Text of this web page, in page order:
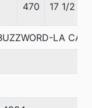
470 17 1/2
LA